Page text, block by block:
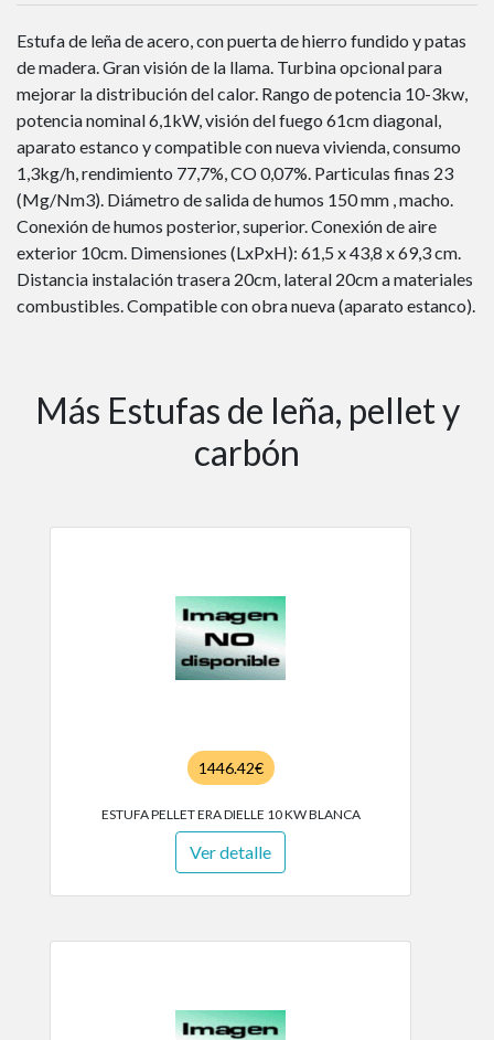
Estufa de leña de acero, con puerta de hierro fundido y patas
de madera. Gran visión de la llama. Turbina opcional para
mejorar la distribución del calor. Rango de potencia 10-3kw,
potencia nominal 6,1kW, visión del fuego 61cm diagonal,
aparato estanco y compatible con nueva vivienda, consumo
1,3kg/h, rendimiento 77,7%, CO 0,07%. Particulas finas 23
(Mg/Nm3). Diámetro de salida de humos 150 mm , macho.
Conexión de humos posterior, superior. Conexión de aire
exterior 10cm. Dimensiones (LxPxH): 61,5 x 43,8 x 69,3 cm.
Distancia instalación trasera 20cm, lateral 20cm a materiales
combustibles. Compatible con obra nueva (aparato estanco).
Más Estufas de leña, pellet y
carbón
1446.42€
ESTUFA PELLET ERA DIELLE 10 KW BLANCA
Ver detalle